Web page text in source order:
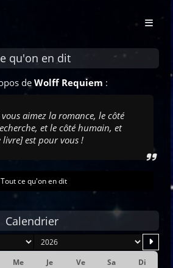
qu'on en dit
de Wolff Requiem :
aimez la romance, le côté
et le côté humain, et
est pour vous !
Tout ce qu'on en dit
Calendrier
mois
an
Me Je Ve Sa Di